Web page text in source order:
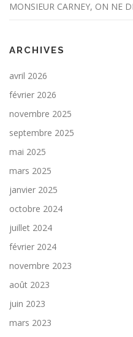
MONSIEUR CARNEY, ON NE
ARCHIVES
avril 2026
février 2026
novembre 2025
septembre 2025
mai 2025
mars 2025
janvier 2025
octobre 2024
juillet 2024
février 2024
novembre 2023
août 2023
juin 2023
mars 2023